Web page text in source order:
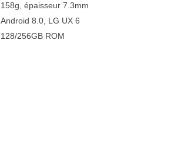
158g, épaisseur 7.3mm
Android 8.0, LG UX 6
128/256GB ROM